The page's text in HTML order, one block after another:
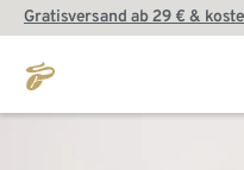
Gratisversand ab 29 € &